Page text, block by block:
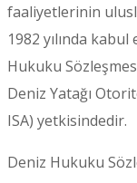
faaliyetlerinin
1982 yılında
Hukuku
Deniz Yatağı
ISA) yetkisindedir.
Deniz Hukuku